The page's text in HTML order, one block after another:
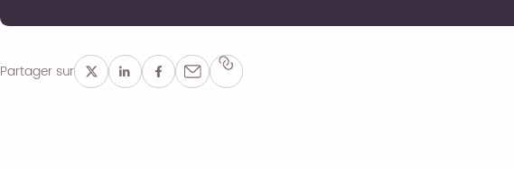
Partager sur